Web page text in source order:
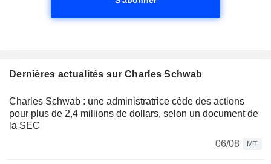
Dernières actualités sur Charles Schwab
Charles Schwab : une administratrice cède des actions
pour plus de 2,4 millions de dollars, selon un document de
la SEC
06/08
MT